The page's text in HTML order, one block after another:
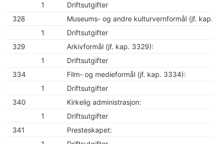
1
Driftsutgifter
328
Museums- og andre kulturvernformål (jf. kap.
1
Driftsutgifter
329
Arkivformål (jf. kap. 3329):
1
Driftsutgifter
334
Film- og medieformål (jf. kap. 3334):
1
Driftsutgifter
340
Kirkelig administrasjon:
1
Driftsutgifter
341
Presteskapet: